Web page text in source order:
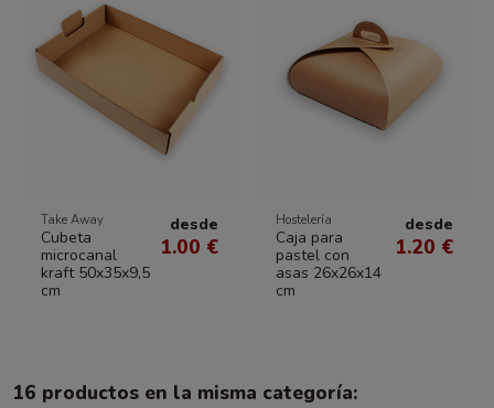
Take Away
Cubeta
microcanal
kraft 50x35x9,5
cm
desde
1.00 €
Hostelería
Caja para
pastel con
asas 26x26x14
cm
desde
1.20 €
16 productos en la misma categoría: